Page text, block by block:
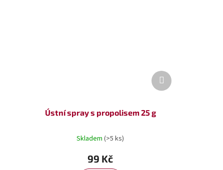
Ústní spray s propolisem 25 g
Skladem(>5 ks)
99 Kč
Další
produkt